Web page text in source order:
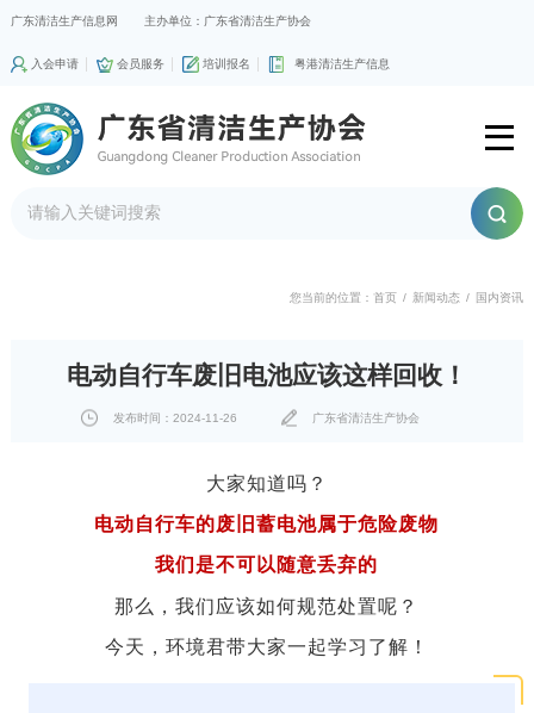
广东清洁生产信息网 主办单位：广东省清洁生产协会
入会申请 会员服务 培训报名 粤港清洁生产信息
您当前的位置：首页 / 新闻动态 / 国内资讯
电动自行车废旧电池应该这样回收！
发布时间：2024-11-26 广东省清洁生产协会
大家知道吗？
电动自行车的废旧蓄电池属于危险废物
我们是不可以随意丢弃的
那么，我们应该如何规范处置呢？
今天，环境君带大家一起学习了解！